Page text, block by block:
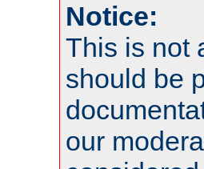
Notice:
This is not
should be
our